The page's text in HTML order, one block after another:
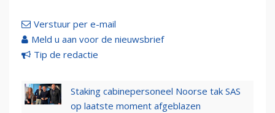
Verstuur per e-mail
Meld u aan voor de nieuwsbrief
Tip de redactie
Staking cabinepersoneel Noorse tak SAS
op laatste moment afgeblazen